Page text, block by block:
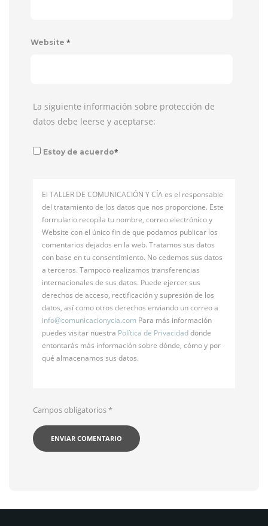
Website *
La siguiente información sobre protección de
datos debe leerse y aceptarse:
Estoy de acuerdo*
El TALLER DE COMUNICACIÓN Y CÍA es el responsable
del tratamiento de los datos que nos proporcione. Este
formulario recopila tu nombre, correo electrónico y
Website con el único fin de que podamos publicar los
comentarios dejados en la web. Tratamos sus datos
con base en tu consentimiento. No cedemos sus datos
a terceros. Tampoco realizamos transferencias
internacionales de sus datos. Puede ejercer sus
derechos de acceso, rectificación y supresión de los
datos, así como otros derechos enviando un correo a
info@comunicacionycia.com Para más información
puedes visitar nuestra Política de Privacidaddonde
entontarás más información sobre dónde, cómo y por
qué almacenamos sus datos.
Campos obligatorios*